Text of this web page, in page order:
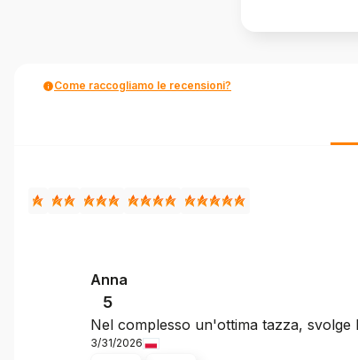
Come raccogliamo le recensioni?
Anna
5
Nel complesso un'ottima tazza,
3/31/2026